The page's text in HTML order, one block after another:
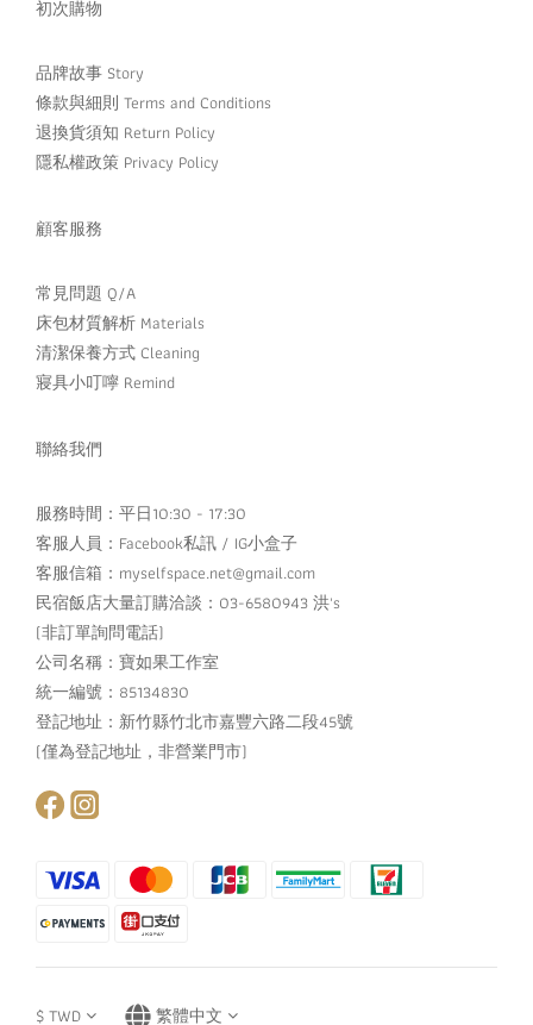
初次購物
品牌故事 Story
條款與細則 Terms and Conditions
退換貨須知 Return Policy
隱私權政策 Privacy Policy
顧客服務
常見問題 Q/A
床包材質解析 Materials
清潔保養方式 Cleaning
寢具小叮嚀 Remind
聯絡我們
服務時間：平日10:30 - 17:30
客服人員： Facebook私訊 / IG小盒子
客服信箱：myselfspace.net@gmail.com
民宿飯店大量訂購洽談：03-6580943 洪's
(非訂單詢問電話)
公司名稱：寶如果工作室
統一編號：85134830
登記地址：新竹縣竹北市嘉豐六路二段45號
(僅為登記地址，非營業門市)
$TWD 繁體中文